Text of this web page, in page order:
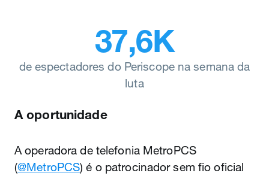
37,6K
de espectadores do Periscope na semana da
luta
A oportunidade
A operadora de telefonia MetroPCS
(@MetroPCS) é o patrocinador sem fio oficial